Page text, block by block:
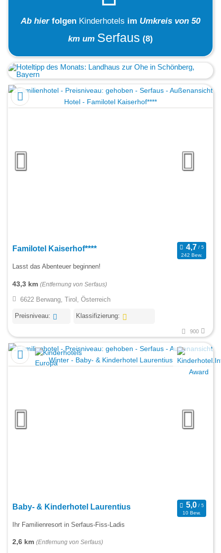
Ab hier folgen Kinderhotels im Umkreis von 50
km um Serfaus (8)
Familotel Kaiserhof****
242 Bew.
Lasst das Abenteuer beginnen!
43,3 km (Entfernung von Serfaus)
6622 Berwang, Tirol, Österreich
Preisniveau: Klassifizierung:
900
Baby- & Kinderhotel Laurentius
10 Bew.
Ihr Familienresort in Serfaus-Fiss-Ladis
2,6 km (Entfernung von Serfaus)